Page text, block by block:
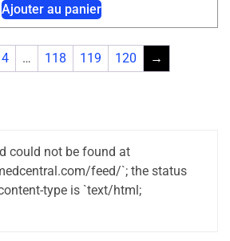
Ajouter au panier
4 … 118 119 120 →
could not be found at
feed/`; the status
type is `text/html;